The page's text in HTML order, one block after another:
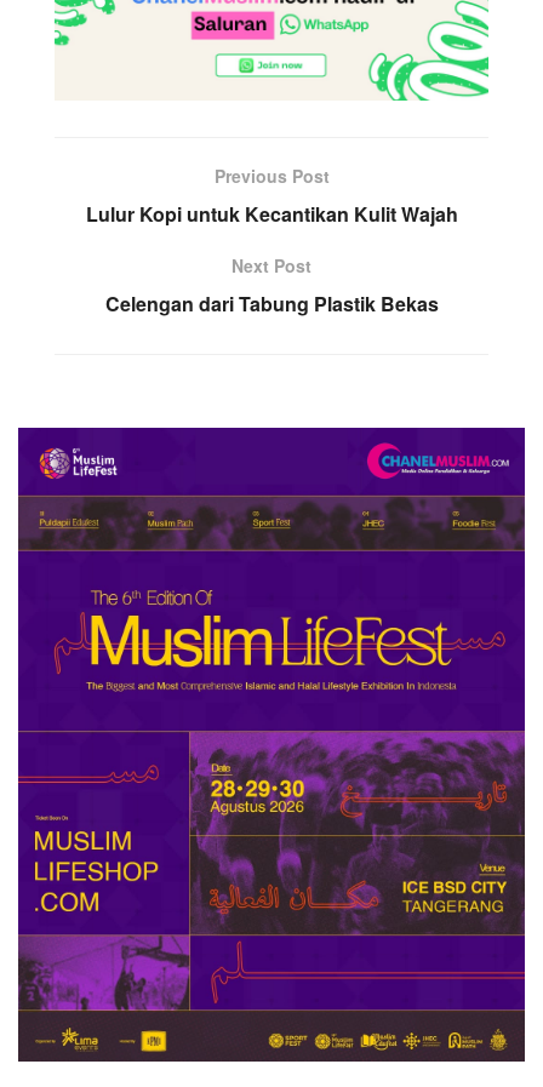
Previous Post
Lulur Kopi untuk Kecantikan Kulit Wajah
Next Post
Celengan dari Tabung Plastik Bekas